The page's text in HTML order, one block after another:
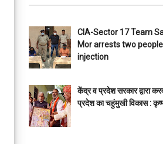
CIA-Sector 17 Team
Mor arrests two
injection
केंद्र व प्रदेश सरकार द्वारा
प्रदेश का चहुंमुखी विकास :